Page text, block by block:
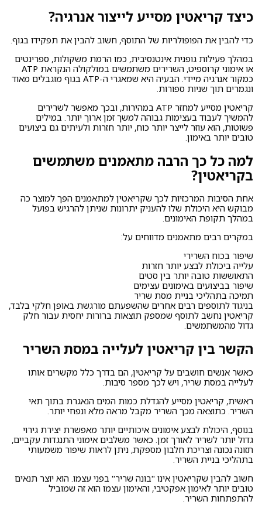
כיצד קריאטין מסייע לייצור אנרגיה?
כדי להבין את הפופולריות של התוסף, חשוב להבין את תפקידו בגוף.
במהלך פעילות גופנית אינטנסיבית, כמו הרמת משקולות, ספרינטים
או אימוני קרוספיט, השרירים משתמשים במולקולה הנקראת ATP
כמקור אנרגיה מיידי. הבעיה היא שמאגרי ה-ATP בגוף מוגבלים מאוד
ונגמרים תוך שניות ספורות.
קריאטין מסייע למחזר ATP במהירות, ובכך מאפשר לשרירים
להמשיך לעבוד בעצימות גבוהה למשך זמן ארוך יותר. במילים
פשוטות, הוא עוזר לייצר יותר כוח, יותר חזרות ולעיתים גם ביצועים
טובים יותר באימון.
למה כל כך הרבה מתאמנים משתמשים
בקריאטין?
אחת הסיבות המרכזיות לכך שקריאטין למתאמנים הפך למוצר כה
מבוקש היא היכולת שלו להעניק יתרונות שניתן להרגיש בפועל
במהלך תקופת האימונים.
במקרים רבים מתאמנים מדווחים על:
שיפור בכוח השרירי
עלייה ביכולת לבצע יותר חזרות
התאוששות טובה יותר בין סטים
שיפור בביצועים באימונים עצימים
תמיכה בתהליכי בניית מסת שריר
בניגוד לתוספים רבים אחרים שהשפעתם מורגשת באופן חלקי בלבד,
קריאטין נחשב לתוסף שמספק תוצאות ברורות יחסית עבור חלק
גדול מהמשתמשים.
הקשר בין קריאטין לעלייה במסת השריר
כאשר אנשים חושבים על קריאטין, הם בדרך כלל מקשרים אותו
לעלייה במסת שריר, ויש לכך מספר סיבות.
ראשית, קריאטין מסייע להגדלת כמות המים הנאגרת בתוך תאי
השריר. כתוצאה מכך השריר מקבל מראה מלא ונפחי יותר.
בנוסף, היכולת לבצע אימונים איכותיים יותר מאפשרת יצירת גירוי
גדול יותר לשריר לאורך זמן. כאשר משלבים אימוני התנגדות עקביים,
תזונה נכונה וצריכת חלבון מספקת, ניתן לראות שיפור משמעותי
בתהליכי בניית השריר.
חשוב להבין שקריאטין אינו "בונה שריר" בפני עצמו. הוא יוצר תנאים
טובים יותר לאימון אפקטיבי, והאימון עצמו הוא זה שמוביל
להתפתחות השריר.